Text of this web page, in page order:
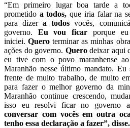
“Em primeiro lugar boa tarde a
prometido a todos, que iria falar na
para dizera todos vocês,
governo. Eu vou ficar porque
iniciei.Quero terminar as minhas
ações do governo. Querodeixar aqui
eu tive com o povo maranhense
Maranhão nesse último mandato.
frente de muito trabalho, de muito
para fazer o melhor governo da
Maranhão continue crescendo,
isso eu resolvi ficar no governo
conversar com vocês em outra
tenho essa declaração a fazer”, disse.